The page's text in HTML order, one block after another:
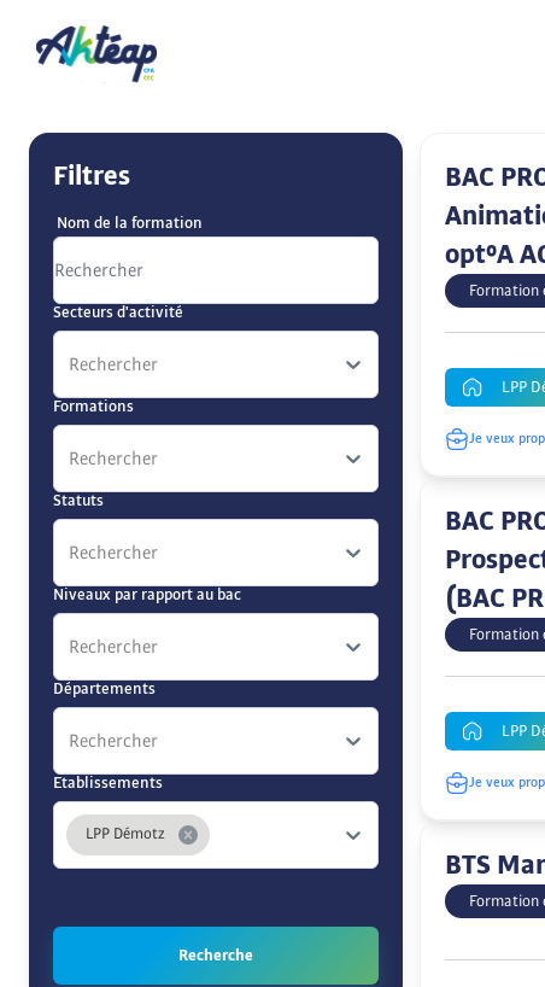
Filtres
Nom de la formation
Secteurs d'activité
Rechercher
Formations
Rechercher
Statuts
Rechercher
Niveaux par rapport au bac
Rechercher
Départements
Rechercher
Etablissements
LPP Démotz
Recherche
BAC
opt°A
Formation
LPP
Je veux
BAC
(BAC
Formation
LPP
Je veux
BTS
Formation